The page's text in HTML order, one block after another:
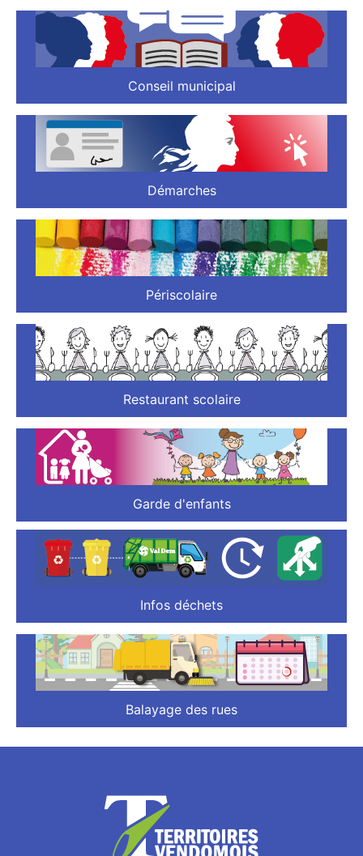
Conseil municipal
Démarches
Périscolaire
Restaurant scolaire
Garde d'enfants
Infos déchets
Balayage des rues